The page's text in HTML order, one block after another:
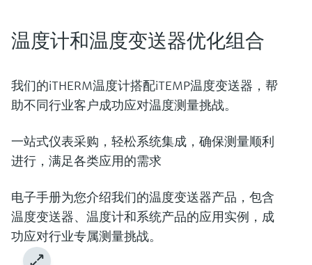
温度计和温度变送器优化组合
我们的iTHERM温度计搭配iTEMP温度变送器，帮
助不同行业客户成功应对温度测量挑战。
一站式仪表采购，轻松系统集成，确保测量顺利
进行，满足各类应用的需求
电子手册为您介绍我们的温度变送器产品，包含
温度变送器、温度计和系统产品的应用实例，成
功应对行业专属测量挑战。